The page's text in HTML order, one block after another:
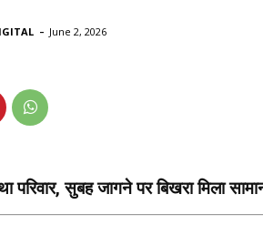
- June 2, 2026
परिवार, सुबह जागने पर बिखरा मिला